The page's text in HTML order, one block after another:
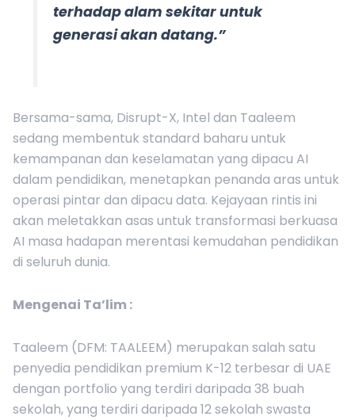
terhadap alam sekitar untuk
generasi akan datang.”
Bersama-sama, Disrupt-X, Intel dan Taaleem
sedang membentuk standard baharu untuk
kemampanan dan keselamatan yang dipacu AI
dalam pendidikan, menetapkan penanda aras untuk
operasi pintar dan dipacu data. Kejayaan rintis ini
akan meletakkan asas untuk transformasi berkuasa
AI masa hadapan merentasi kemudahan pendidikan
di seluruh dunia.
Mengenai Ta’lim :
Taaleem (DFM: TAALEEM) merupakan salah satu
penyedia pendidikan premium K-12 terbesar di UAE
dengan portfolio yang terdiri daripada 38 buah
sekolah, yang terdiri daripada 12 sekolah swasta